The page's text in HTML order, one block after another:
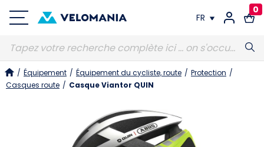
FR
FR
DE
0
/ Équipement / Équipement du cycliste, route / Protection /
Casques route / Casque Viantor QUIN